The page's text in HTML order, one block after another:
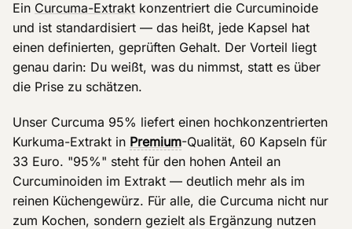
Ein Curcuma-Extrakt konzentriert die Curcuminoide
und ist standardisiert — das heißt, jede Kapsel hat
einen definierten, geprüften Gehalt. Der Vorteil liegt
genau darin: Du weißt, was du nimmst, statt es über
die Prise zu schätzen.
Unser Curcuma 95% liefert einen hochkonzentrierten
Kurkuma-Extrakt in Premium-Qualität, 60 Kapseln für
33 Euro. "95%" steht für den hohen Anteil an
Curcuminoiden im Extrakt — deutlich mehr als im
reinen Küchengewürz. Für alle, die Curcuma nicht nur
zum Kochen, sondern gezielt als Ergänzung nutzen